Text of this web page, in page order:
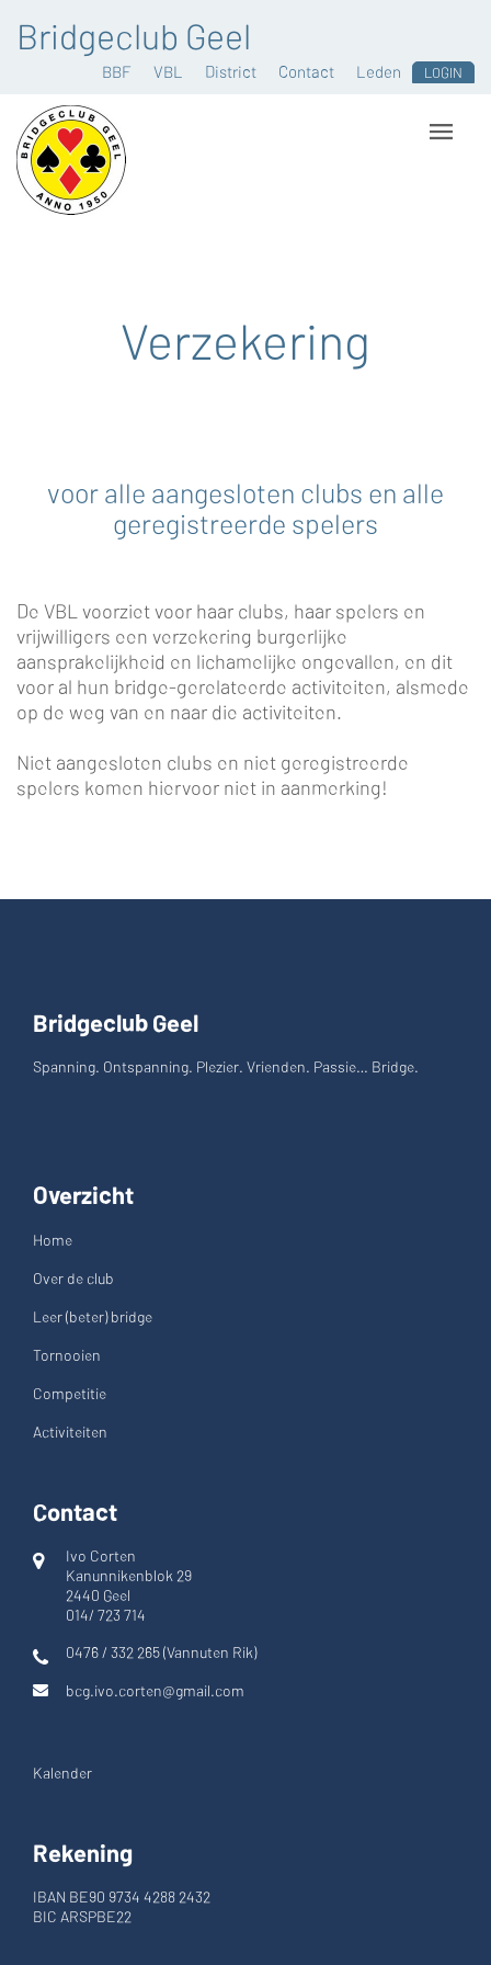
Bridgeclub Geel
BBF VBL District Contact Leden LOGIN
Verzekering
voor alle aangesloten clubs en alle
geregistreerde spelers
De VBL voorziet voor haar clubs, haar spelers en
vrijwilligers een verzekering burgerlijke
aansprakelijkheid en lichamelijke ongevallen, en dit
voor al hun bridge-gerelateerde activiteiten, alsmede
op de weg van en naar die activiteiten.
Niet aangesloten clubs en niet geregistreerde
spelers komen hiervoor niet in aanmerking!
Bridgeclub Geel
Spanning. Ontspanning. Plezier. Vrienden. Passie… Bridge.
Overzicht
Home
Over de club
Leer (beter) bridge
Tornooien
Competitie
Activiteiten
Contact
Ivo Corten
Kanunnikenblok 29
2440 Geel
014/ 723 714
0476 / 332 265 (Vannuten Rik)
bcg.ivo.corten@gmail.com
Kalender
Rekening
IBAN BE90 9734 4288 2432
BIC ARSPBE22